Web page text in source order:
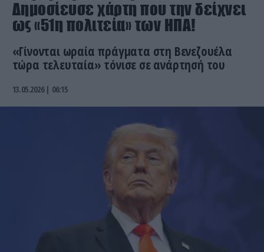
Δημοσίευσε χάρτη που την δείχνει
ως «51η πολιτεία» των ΗΠΑ!
«Γίνονται ωραία πράγματα στη Βενεζουέλα
τώρα τελευταία» τόνισε σε ανάρτησή του
13.05.2026 | 06:15